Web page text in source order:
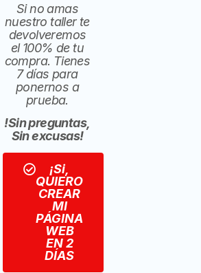
Si no amas
nuestro taller te
devolveremos
el 100% de tu
compra. Tienes
7 días para
ponernos a
prueba.
!Sin preguntas,
Sin excusas!
¡Si,
QUIERO
CREAR
MI
PÁGINA
WEB
EN 2
DÍAS